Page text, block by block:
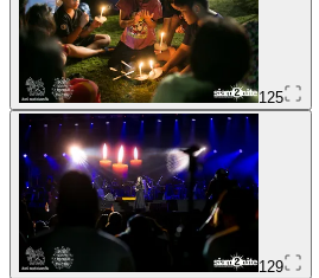
125
129